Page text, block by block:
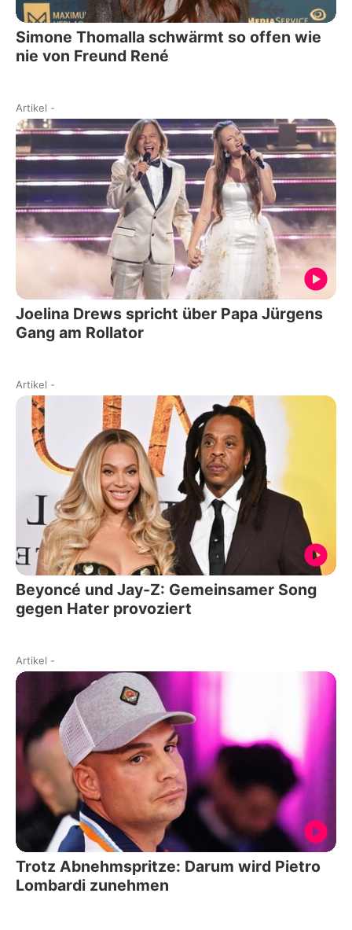
Simone Thomalla schwärmt so offen wie
nie von Freund René
Artikel -
Joelina Drews spricht über Papa Jürgens
Gang am Rollator
Artikel -
Beyoncé und Jay-Z: Gemeinsamer Song
gegen Hater provoziert
Artikel -
Trotz Abnehmspritze: Darum wird Pietro
Lombardi zunehmen